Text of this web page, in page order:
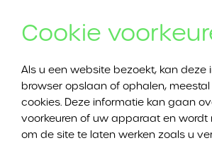
moet worden, maar is het laat in de
Dankzij onze spoeddienst kunnen wij
Zele ook buiten kantooruren uitvoeren.
Bad ontstoppen in Zele
Cookie
Als u een website bezoekt, kan deze
browser opslaan of ophalen,
cookies. Deze informatie kan gaan
voorkeuren of uw apparaat en wordt
om de site te laten werken zoals u